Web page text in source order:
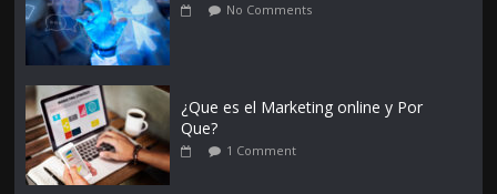
No Comments
¿Que es el Marketing online y Por
Que?
1 Comment